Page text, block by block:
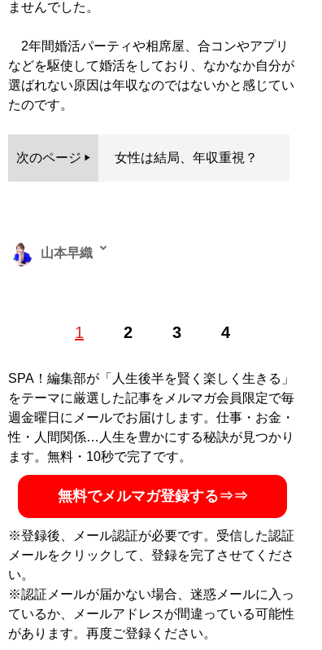
ませんでした。
2年間婚活パーティや相席屋、合コンやアプリ
などを駆使して婚活をしており、なかなか自分が
選ばれない原因は年収なのではないかと感じてい
たのです。
次のページ 女性は結局、年収重視？
1 2 3 4
山本早織
経て、現在は恋愛コンサルタントとして結婚したい男女
の秘訣マガジン 」をLINEで配信中。公式ホームページ
「 結婚につながる恋のコンサルタント 山本早織」（Xア
カウント:@yamamotosaori_ ）
記事一覧へ
SPA！編集部が「人生後半を賢く楽しく生きる」
をテーマに厳選した記事をメルマガ会員限定で毎
週金曜日にメールでお届けします。仕事・お金・
性・人間関係…人生を豊かにする秘訣が見つかり
ます。無料・10秒で完了です。
無料でメルマガ登録する⇒⇒
※登録後、メール認証が必要です。受信した認証
メールをクリックして、登録を完了させてくださ
い。
※認証メールが届かない場合、迷惑メールに入っ
ているか、メールアドレスが間違っている可能性
があります。再度ご登録ください。